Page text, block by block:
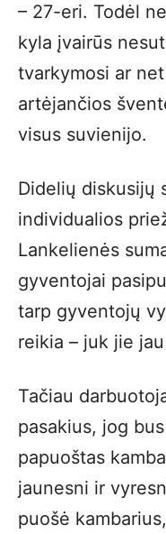
– 27-eri. Todėl
kyla įvairūs
tvarkymosi ar
artėjančios
visus suvienijo.
Didelių diskusijų
individualios
Lankelienės
gyventojai
tarp gyventojų
reikia – juk jie
Tačiau
pasakius, jog
papuoštas
jaunesni ir
puošė